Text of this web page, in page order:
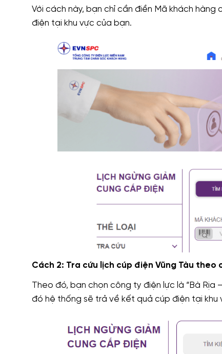
Với cách này, bạn chỉ cần điền Mã khách
điện tại khu vực của bạn.
Cách 2: Tra cứu lịch cúp điện Vũng Tàu theo
Theo đó, bạn chọn công ty điện lực là “Bà Rịa
đó hệ thống sẽ trả về kết quả cúp điện tại